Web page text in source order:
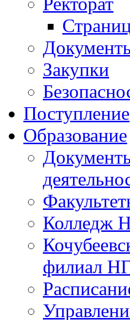
Закупки
Поступление
Образование
Колледж
филиал